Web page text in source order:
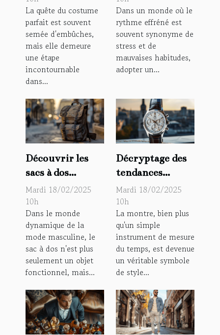
costume
La quête du costume
parfait est souvent
semée d'embûches,
mais elle demeure
une étape
incontournable
dans...
d'aujourd'hui
Dans un monde où le
rythme effréné est
souvent synonyme de
stress et de
mauvaises habitudes,
adopter un...
Découvrir les
sacs à dos
tendance pour
homme :
l'accessoire
indispensable de
la saison
Mardi 18/02/2025
10h
Dans le monde
dynamique de la
mode masculine, le
sac à dos n'est plus
seulement un objet
fonctionnel, mais...
Décryptage des
tendances
actuelles dans la
mode homme
pour les montres
Mardi 18/02/2025
10h
La montre, bien plus
qu'un simple
instrument de mesure
du temps, est devenue
un véritable symbole
de style...